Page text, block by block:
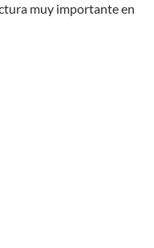
muy importante en